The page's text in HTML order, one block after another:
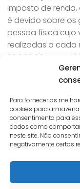
Para fornecer as
cookies para
consentimento para
dados como
neste site. Não
negativamente certos
imposto de renda,
é devido sobre os
pessoa física cujo
realizadas a cada
20.000,00. O
Para valores de
de renda. Logo,
dá da mesma
ações.